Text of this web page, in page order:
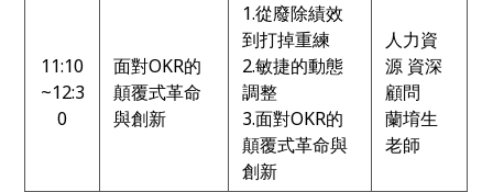
11:10
~12:3
0
面對OKR的
顛覆式革命
與創新
1.從廢除績效
到打掉重練
2.敏捷的動態
調整
3.面對OKR的
顛覆式革命與
創新
人力資
源 資深
顧問
蘭堉生
老師